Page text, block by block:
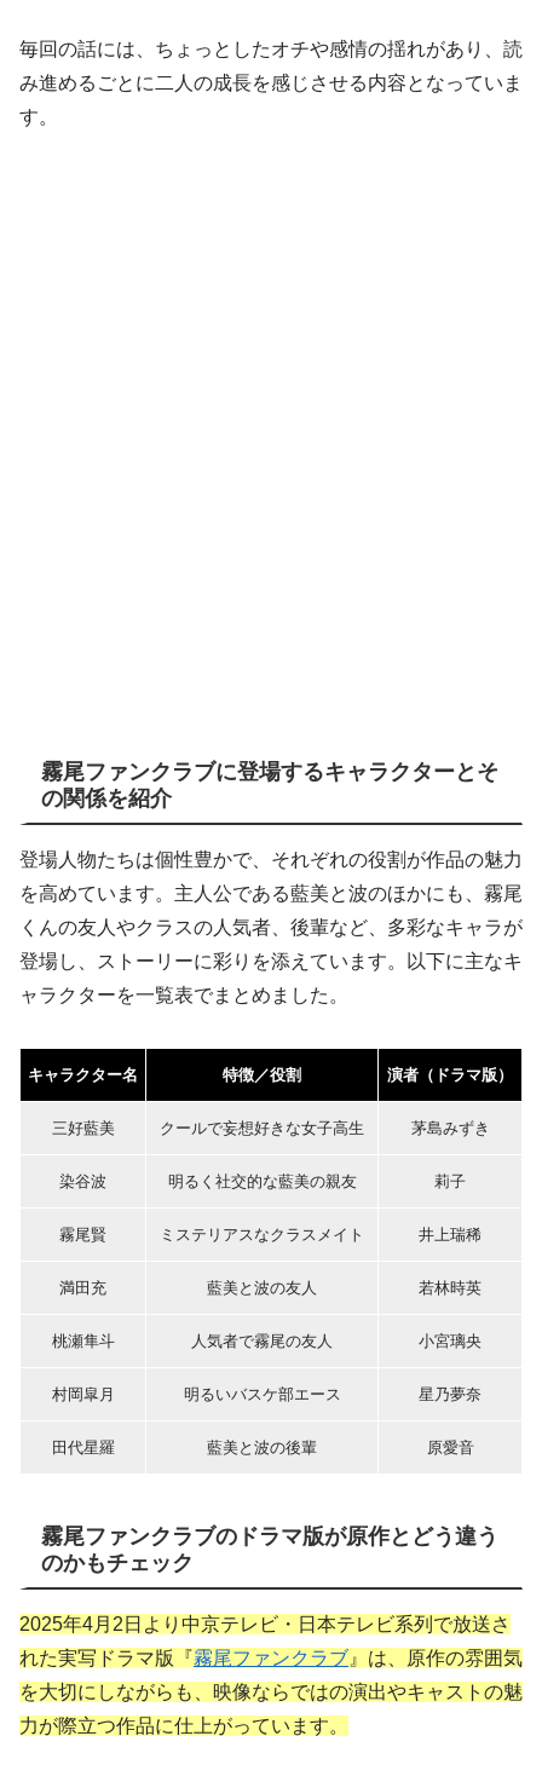
毎回の話には、ちょっとしたオチや感情の揺れがあり、読
み進めるごとに二人の成長を感じさせる内容となっていま
す。
霧尾ファンクラブに登場するキャラクターとそ
の関係を紹介
登場人物たちは個性豊かで、それぞれの役割が作品の魅力
を高めています。主人公である藍美と波のほかにも、霧尾
くんの友人やクラスの人気者、後輩など、多彩なキャラが
登場し、ストーリーに彩りを添えています。以下に主なキ
ャラクターを一覧表でまとめました。
キャラクター名 特徴／役割 演者（ドラマ版）
三好藍美 クールで妄想好きな女子高生 茅島みずき
染谷波 明るく社交的な藍美の親友 莉子
霧尾賢 ミステリアスなクラスメイト 井上瑞稀
満田充 藍美と波の友人 若林時英
桃瀬隼斗 人気者で霧尾の友人 小宮璃央
村岡皐月 明るいバスケ部エース 星乃夢奈
田代星羅 藍美と波の後輩 原愛音
霧尾ファンクラブのドラマ版が原作とどう違う
のかもチェック
2025年4月2日より中京テレビ・日本テレビ系列で放送さ
れた実写ドラマ版『霧尾ファンクラブ 』は、原作の雰囲気
を大切にしながらも、映像ならではの演出やキャストの魅
力が際立つ作品に仕上がっています。